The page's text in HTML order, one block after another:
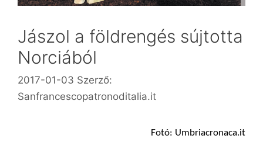
Jászol a földrengés sújtotta
Norciából
2017-01-03 Szerző:
Sanfrancescopatronoditalia.it
Fotó: Umbriacronaca.it